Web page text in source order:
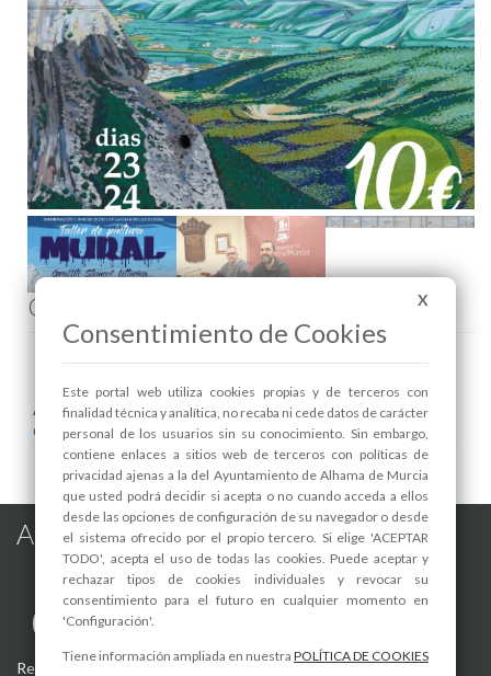
Comenta esta noticia en Facebook
Areas relacionadas:
Calidad Urbana
Alhama de Murcia en las Redes
Registro de actividades de tratamiento -Aviso Legal-Política de
X
Consentimiento de Cookies
Este portal web utiliza cookies propias y de terceros con
finalidad técnica y analítica, no recaba ni cede datos de carácter
personal de los usuarios sin su conocimiento. Sin embargo,
contiene enlaces a sitios web de terceros con políticas de
privacidad ajenas a la del Ayuntamiento de Alhama de Murcia
que usted podrá decidir si acepta o no cuando acceda a ellos
desde las opciones de configuración de su navegador o desde
el sistema ofrecido por el propio tercero. Si elige 'ACEPTAR
TODO', acepta el uso de todas las cookies. Puede aceptar y
rechazar tipos de cookies individuales y revocar su
consentimiento para el futuro en cualquier momento en
'Configuración'.
Tiene información ampliada en nuestra POLÍTICA DE COOKIES